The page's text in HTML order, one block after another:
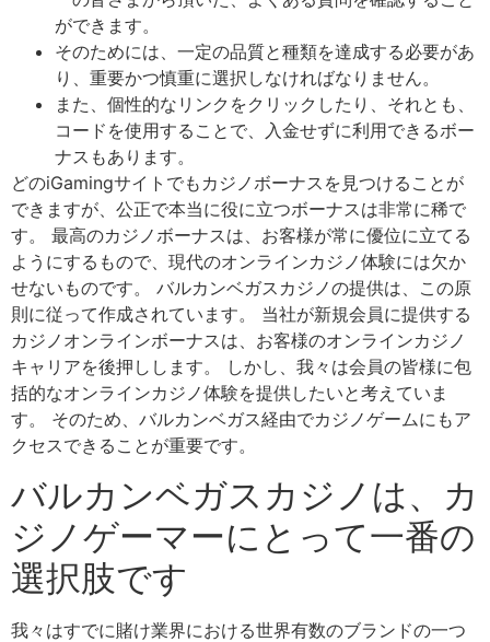
ができます。
そのためには、一定の品質と種類を達成する必要があ
り、重要かつ慎重に選択しなければなりません。
また、個性的なリンクをクリックしたり、それとも、
コードを使用することで、入金せずに利用できるボー
ナスもあります。
どのiGamingサイトでもカジノボーナスを見つけることが
できますが、公正で本当に役に立つボーナスは非常に稀で
す。 最高のカジノボーナスは、お客様が常に優位に立てる
ようにするもので、現代のオンラインカジノ体験には欠か
せないものです。 バルカンベガスカジノの提供は、この原
則に従って作成されています。 当社が新規会員に提供する
カジノオンラインボーナスは、お客様のオンラインカジノ
キャリアを後押しします。 しかし、我々は会員の皆様に包
括的なオンラインカジノ体験を提供したいと考えていま
す。 そのため、バルカンベガス経由でカジノゲームにもア
クセスできることが重要です。
バルカンベガスカジノは、カ
ジノゲーマーにとって一番の
選択肢です
我々はすでに賭け業界における世界有数のブランドの一つ